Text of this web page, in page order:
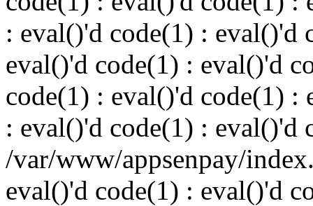
: eval()'d code(1) : eval()'d
eval()'d code(1) : eval()'d
code(1) : eval()'d code(1) :
: eval()'d code(1) : eval()'d
/var/www/appsenpay/
eval()'d code(1) : eval()'d